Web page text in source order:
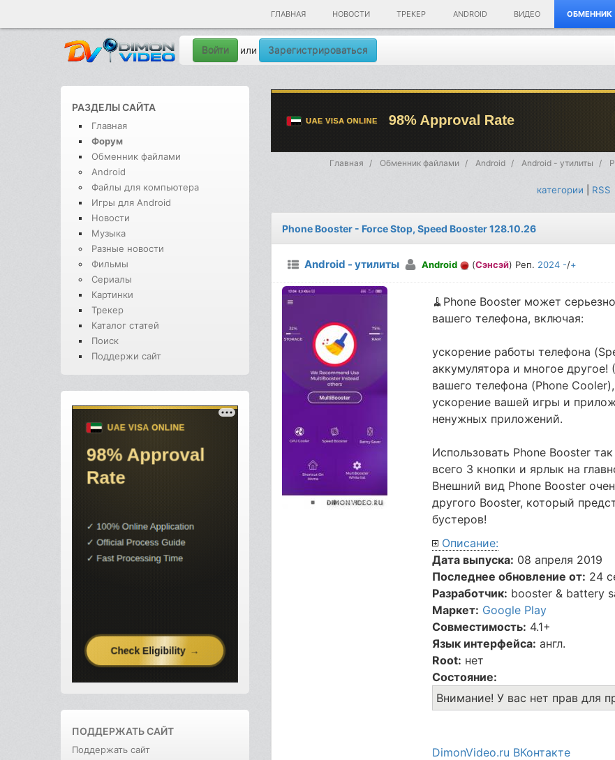
ГЛАВНАЯ НОВОСТИ ТРЕКЕР ANDROID ВИДЕО ОБМЕННИК
Войти или Зарегистрироваться
РАЗДЕЛЫ САЙТА
Главная
Форум
Обменник файлами
Android
Файлы для компьютера
Игры для Android
Новости
Музыка
Разные новости
Фильмы
Сериалы
Картинки
Трекер
Каталог статей
Поиск
Поддержи сайт
ПОДДЕРЖАТЬ САЙТ
Поддержать сайт
Главная Обменник файлами Android Android - утилиты
категории RSS
Phone Booster - Force Stop, Speed Booster 128.10.26
Android - утилиты Android (Сэнсэй) Реп. 2024 -/+
🧹Phone Booster может
вашего телефона, включая:
ускорение работы телефона
аккумулятора и многое
вашего телефона (Phone
ускорение вашей игры и
ненужных приложений.
Использовать Phone Booster
всего 3 кнопки и ярлык на
Внешний вид Phone Booster
другого Booster, который
бустеров!
Описание:
Дата выпуска: 08 апреля 2019
Последнее обновление от: 24
Разработчик: booster & battery
Маркет: Google Play
Совместимость: 4.1+
Язык интерфейса: англ.
Root: нет
Состояние:
Внимание! У вас нет прав для
DimonVideo.ru ВКонтакте